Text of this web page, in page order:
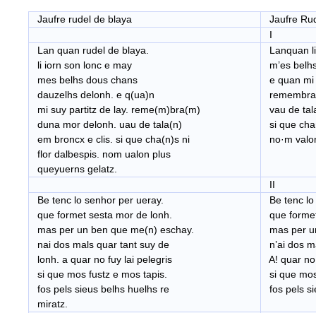
Jaufre rudel de blaya
Jaufre
I
Lan quan rudel de blaya.
li iorn son lonc e may
mes belhs dous chans
dauzelhs delonh. e q(ua)n
mi suy partitz de lay. reme(m)bra(m)
duna mor delonh. uau de tala(n)
em broncx e clis. si que cha(n)s ni
flor dalbespis. nom ualon plus
queyuerns gelatz.
Lanquan
m’es
e quan
vau de
si que
no·m
II
Be tenc lo senhor per ueray.
que formet sesta mor de lonh.
mas per un ben que me(n) eschay.
nai dos mals quar tant suy de
lonh. a quar no fuy lai pelegris
si que mos fustz e mos tapis.
fos pels sieus belhs huelhs re
miratz.
Be tenc
que
mas per
n’ai dos
A! quar
si que
fos pels